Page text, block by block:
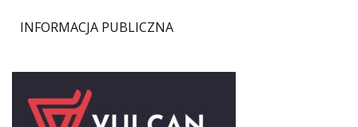
INFORMACJA PUBLICZNA